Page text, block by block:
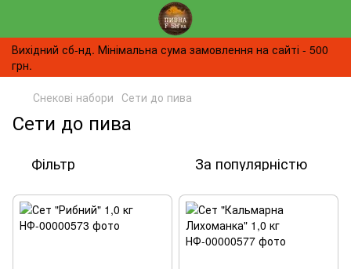
Вихідний сб-нд. Мінімальна сума замовлення на сайті - 500
грн.
Снекові набори Сети до пива
Сети до пива
Фільтр За популярністю